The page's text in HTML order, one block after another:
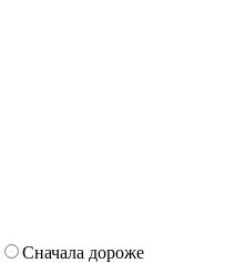
Сначала дороже